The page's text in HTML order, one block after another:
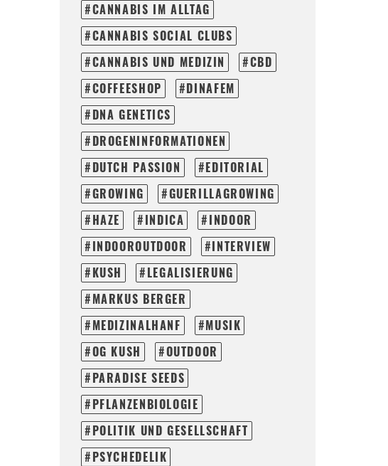
CANNABIS IM ALLTAG
CANNABIS SOCIAL CLUBS
CANNABIS UND MEDIZIN
CBD
COFFEESHOP
DINAFEM
DNA GENETICS
DROGENINFORMATIONEN
DUTCH PASSION
EDITORIAL
GROWING
GUERILLAGROWING
HAZE
INDICA
INDOOR
INDOOROUTDOOR
INTERVIEW
KUSH
LEGALISIERUNG
MARKUS BERGER
MEDIZINALHANF
MUSIK
OG KUSH
OUTDOOR
PARADISE SEEDS
PFLANZENBIOLOGIE
POLITIK UND GESELLSCHAFT
PSYCHEDELIK